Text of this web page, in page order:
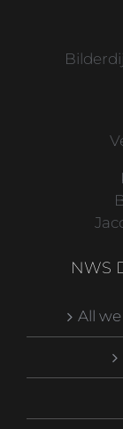
NWS
All